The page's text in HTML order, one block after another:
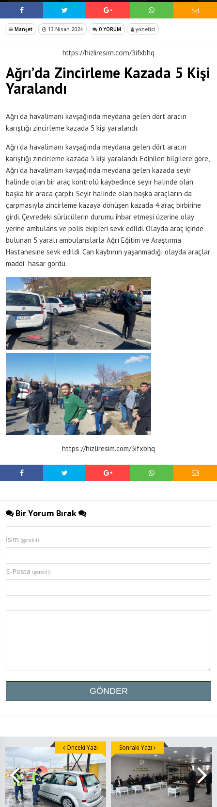
Manşet 13 Nisan 2024 0 YORUM yonetici
https://hizliresim.com/3ifxbhq
Ağrı’da Zincirleme Kazada 5 Kişi
Yaralandı
Ağrı’da havalimanı kavşağında meydana gelen dört aracın
karıştığı zincirleme kazada 5 kişi yaralandı.
Ağrı’da havalimanı kavşağında meydana gelen dört aracın
karıştığı zincirleme kazada 5 kişi yaralandı. Edinilen bilgilere göre,
Ağrı’da havalimanı kavşağında meydana gelen kazada seyir
halinde olan bir araç kontrolü kaybedince seyir halinde olan
başka bir araca çarptı. Seyir halinde olan başka araçların da
çarpmasıyla zincirleme kazaya dönüşen kazada 4 araç birbirine
girdi. Çevredeki sürücülerin durumu ihbar etmesi üzerine olay
yerine ambulans ve polis ekipleri sevk edildi. Olayda araç içinde
bulunan 5 yaralı ambulanslarla Ağrı Eğitim ve Araştırma
Hastanesine sevk edildi. Can kaybının yaşanmadığı olayda araçlar
maddi hasar gördü.
https://hizliresim.com/3ifxbhq
Bir Yorum Bırak
İsim (gerekli)
E-Posta (gerekli)
Önceki Yazı Sonraki Yazı